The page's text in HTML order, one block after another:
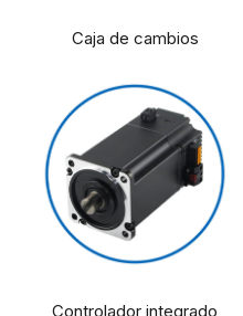
Caja de cambios
Controlador integrado